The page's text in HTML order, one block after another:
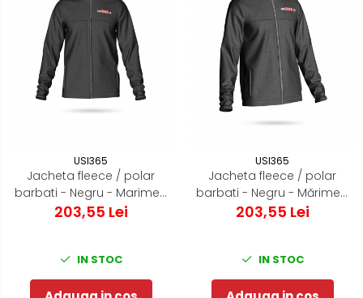
USI365
Jacheta fleece / polar
barbati - Negru - Marimea
L
203,55 Lei
IN STOC
USI365
Jacheta fleece / polar
barbati - Negru - Mărimea
S
203,55 Lei
IN STOC